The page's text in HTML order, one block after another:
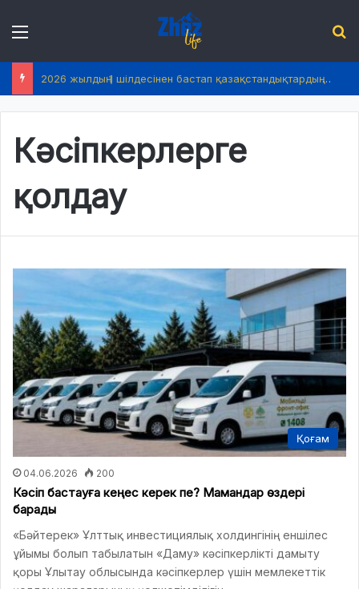
2026 жылдың 1 шілдесінен бастап қазақстандықтардың өмірінде не өзгереді?
Кәсіпкерлерге
қолдау
Қоғам
04.06.2026 200
Кәсіп бастауға кеңес керек пе? Мамандар өздері
барады
«Бәйтерек» Ұлттық инвестициялық холдингінің еншілес
ұйымы болып табылатын «Даму» кәсіпкерлікті дамыту
қоры Ұлытау облысында кәсіпкерлер үшін мемлекеттік